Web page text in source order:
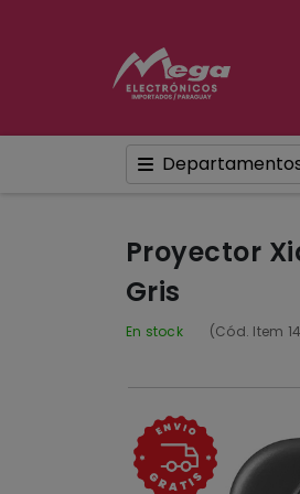
Proyector
Gris
En stock (Cód. Item